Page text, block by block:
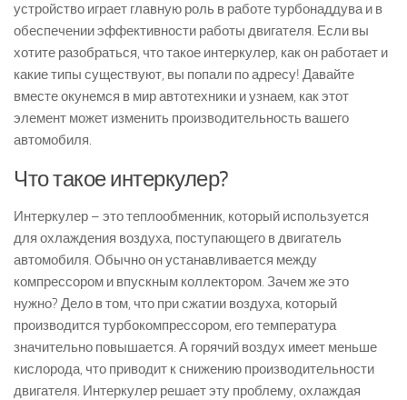
устройство играет главную роль в работе турбонаддува и в
обеспечении эффективности работы двигателя. Если вы
хотите разобраться, что такое интеркулер, как он работает и
какие типы существуют, вы попали по адресу! Давайте
вместе окунемся в мир автотехники и узнаем, как этот
элемент может изменить производительность вашего
автомобиля.
Что такое интеркулер?
Интеркулер – это теплообменник, который используется
для охлаждения воздуха, поступающего в двигатель
автомобиля. Обычно он устанавливается между
компрессором и впускным коллектором. Зачем же это
нужно? Дело в том, что при сжатии воздуха, который
производится турбокомпрессором, его температура
значительно повышается. А горячий воздух имеет меньше
кислорода, что приводит к снижению производительности
двигателя. Интеркулер решает эту проблему, охлаждая